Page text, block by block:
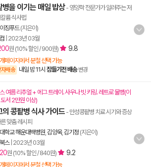
병을 이기는 매일 밥상- 영양학 전문가가 알려주는 저
칼륨 식사법
징푸드(지은이)
2023년 03월
원 (10% 할인 / 900원) 9.8
페이지에서 분철 선택 가능
자배송 내일 밤 11시 잠들기전 배송 변경
여름 리추얼 + 에그 트레이. 사우나 빗 키링. 레트로 물병(이
서 2만원 이상)
의 콩팥병 식사 가이드 - 만성콩팥병 치료 시기와 증상
맞춤 레시피
학교 해운대백병원 김양욱, 김기정 (지은이)
스| 2023년 03월
원 (10% 할인 / 840원) 9.2
페이지에서 분철 선택 가능